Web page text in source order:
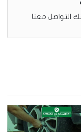
التواصل معنا